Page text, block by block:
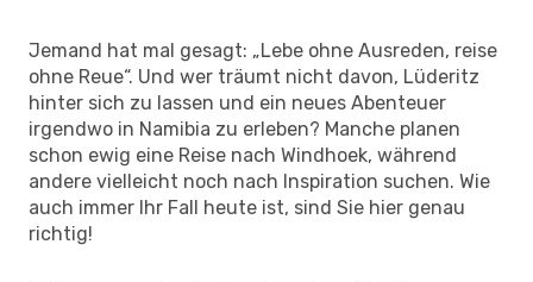
Jemand hat mal gesagt: „Lebe ohne Ausreden, reise
ohne Reue“. Und wer träumt nicht davon, Lüderitz
hinter sich zu lassen und ein neues Abenteuer
irgendwo in Namibia zu erleben? Manche planen
schon ewig eine Reise nach Windhoek, während
andere vielleicht noch nach Inspiration suchen. Wie
auch immer Ihr Fall heute ist, sind Sie hier genau
richtig!